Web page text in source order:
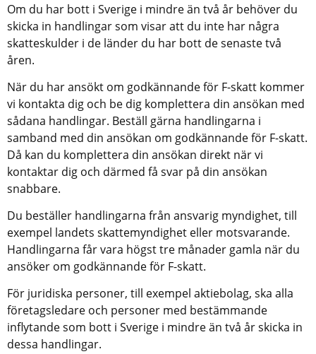
Om du har bott i Sverige i mindre än två år behöver du
skicka in handlingar som visar att du inte har några
skatteskulder i de länder du har bott de senaste två
åren.
När du har ansökt om godkännande för F-skatt kommer
vi kontakta dig och be dig komplettera din ansökan med
sådana handlingar. Beställ gärna handlingarna i
samband med din ansökan om godkännande för F-skatt.
Då kan du komplettera din ansökan direkt när vi
kontaktar dig och därmed få svar på din ansökan
snabbare.
Du beställer handlingarna från ansvarig myndighet, till
exempel landets skattemyndighet eller motsvarande.
Handlingarna får vara högst tre månader gamla när du
ansöker om godkännande för F-skatt.
För juridiska personer, till exempel aktiebolag, ska alla
företagsledare och personer med bestämmande
inflytande som bott i Sverige i mindre än två år skicka in
dessa handlingar.